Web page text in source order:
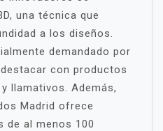
una técnica que
a los diseños.
demandado por
con productos
llamativos. Además,
Madrid ofrece
de al menos 100